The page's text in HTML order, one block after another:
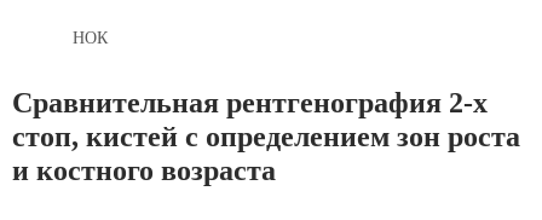
НОК
Сравнительная рентгенография 2-х
стоп, кистей с определением зон роста
и костного возраста